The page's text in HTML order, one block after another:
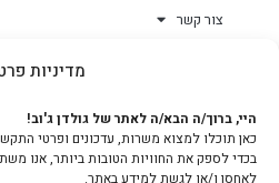
מדיניות
היי, ברוך/ה הבא/ה לאתר של גולדן ג'וב!
כאן תוכלו למצוא משרות, עדכונים ופרטי
בכדי לספק את החוויות הטובות ביותר, אנו
לאחסן ו/או לגשת למידע באתר.
צור קשר
צוות